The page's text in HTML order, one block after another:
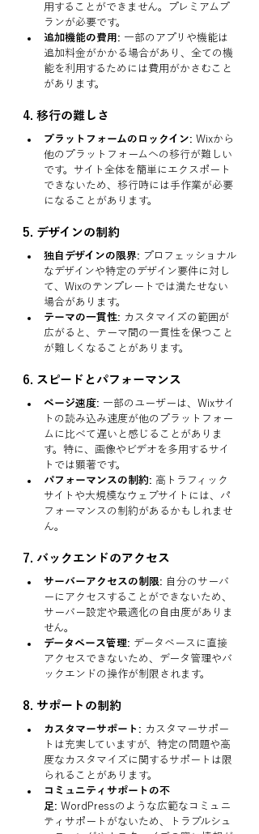
用することができません。プレミアムプ
ランが必要です。
追加機能の費用: 一部のアプリや機能は
追加料金がかかる場合があり、全ての機
能を利用するためには費用がかさむこと
があります。
4. 移行の難しさ
プラットフォームのロックイン: Wixから
他のプラットフォームへの移行が難しい
です。サイト全体を簡単にエクスポート
できないため、移行時には手作業が必要
になることがあります。
5. デザインの制約
独自デザインの限界: プロフェッショナル
なデザインや特定のデザイン要件に対し
て、Wixのテンプレートでは満たせない
場合があります。
テーマの一貫性: カスタマイズの範囲が
広がると、テーマ間の一貫性を保つこと
が難しくなることがあります。
6. スピードとパフォーマンス
ページ速度: 一部のユーザーは、Wixサイ
トの読み込み速度が他のプラットフォー
ムに比べて遅いと感じることがありま
す。特に、画像やビデオを多用するサイ
トでは顕著です。
パフォーマンスの制約: 高トラフィック
サイトや大規模なウェブサイトには、パ
フォーマンスの制約があるかもしれませ
ん。
7. バックエンドのアクセス
サーバーアクセスの制限: 自分のサーバ
ーにアクセスすることができないため、
サーバー設定や最適化の自由度がありま
せん。
データベース管理: データベースに直接
アクセスできないため、データ管理やバ
ックエンドの操作が制限されます。
8. サポートの制約
カスタマーサポート: カスタマーサポー
トは充実していますが、特定の問題や高
度なカスタマイズに関するサポートは限
られることがあります。
コミュニティサポートの不
足: WordPressのような広範なコミュニ
ティサポートがないため、トラブルシュ